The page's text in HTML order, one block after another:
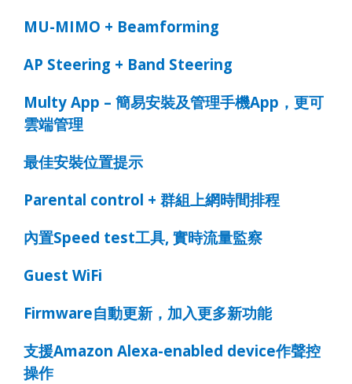
MU-MIMO + Beamforming
AP Steering + Band Steering
Multy App – 簡易安裝及管理手機App ，更可
雲端管理
最佳安裝位置提示
Parental control + 群組上網時間排程
內置Speed test工具, 實時流量監察
Guest WiFi
Firmware自動更新，加入更多新功能
支援Amazon Alexa-enabled device作聲控
操作